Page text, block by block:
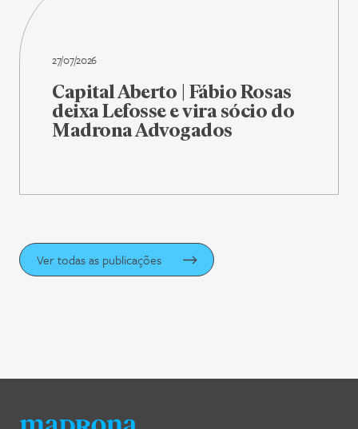
27/07/2026
Capital Aberto | Fábio Rosas
deixa Lefosse e vira sócio do
Madrona Advogados
Ver todas as publicações